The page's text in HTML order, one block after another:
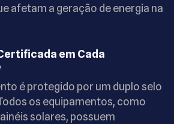
afetam a geração de energia na
em Cada
é protegido por um duplo selo
os equipamentos, como
solares, possuem